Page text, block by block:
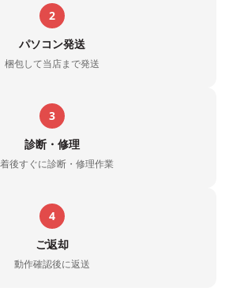
2
パソコン発送
梱包して当店まで発送
3
診断・修理
後すぐに診断・修理作業
4
ご返却
動作確認後に返送